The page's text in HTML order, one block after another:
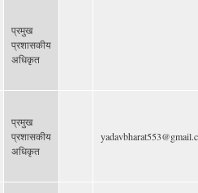
प्रमुख
प्रशासकीय
अधिकृत
प्रमुख
प्रशासकीय
अधिकृत